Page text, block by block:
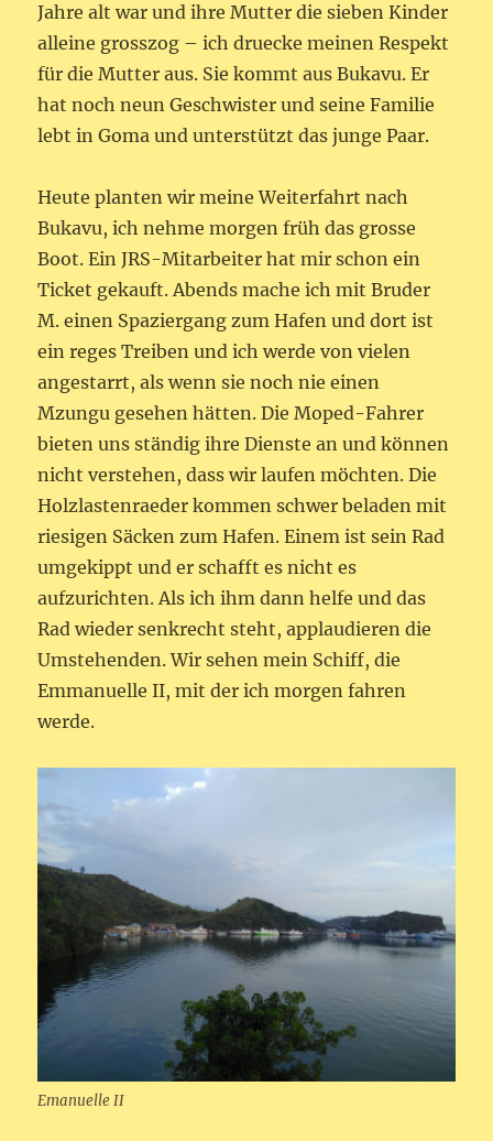
Jahre alt war und ihre Mutter die sieben Kinder
alleine grosszog – ich druecke meinen Respekt
für die Mutter aus. Sie kommt aus Bukavu. Er
hat noch neun Geschwister und seine Familie
lebt in Goma und unterstützt das junge Paar.
Heute planten wir meine Weiterfahrt nach
Bukavu, ich nehme morgen früh das grosse
Boot. Ein JRS-Mitarbeiter hat mir schon ein
Ticket gekauft. Abends mache ich mit Bruder
M. einen Spaziergang zum Hafen und dort ist
ein reges Treiben und ich werde von vielen
angestarrt, als wenn sie noch nie einen
Mzungu gesehen hätten. Die Moped-Fahrer
bieten uns ständig ihre Dienste an und können
nicht verstehen, dass wir laufen möchten. Die
Holzlastenraeder kommen schwer beladen mit
riesigen Säcken zum Hafen. Einem ist sein Rad
umgekippt und er schafft es nicht es
aufzurichten. Als ich ihm dann helfe und das
Rad wieder senkrecht steht, applaudieren die
Umstehenden. Wir sehen mein Schiff, die
Emmanuelle II, mit der ich morgen fahren
werde.
Emanuelle II